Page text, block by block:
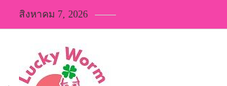
Skip
to
สิงหาคม 7, 2026